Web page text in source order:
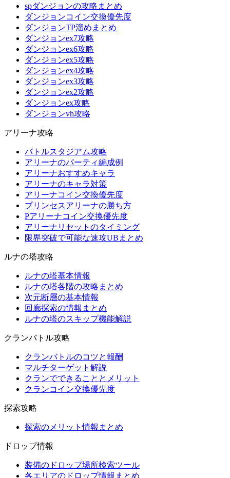
spダンジョンの攻略まとめ
ダンジョンコイン交換優先度
ダンジョンTP溜めまとめ
ダンジョンex7攻略
ダンジョンex6攻略
ダンジョンex5攻略
ダンジョンex4攻略
ダンジョンex3攻略
ダンジョンex2攻略
ダンジョンex攻略
ダンジョンvh攻略
アリーナ攻略
バトルスタジアム攻略
アリーナのパーティ編成例
アリーナおすすめキャラ
アリーナのキャラ対策
アリーナコイン交換優先度
プリンセスアリーナの勝ち方
Pアリーナコイン交換優先度
アリーナリセットのタイミング
限界突破で可能な速攻UBまとめ
ルナの塔攻略
ルナの塔基本情報
ルナの塔各階の攻略まとめ
次元断層の基本情報
回廊探索の情報まとめ
ルナの塔のスキップ機能解説
クランバトル攻略
クランバトルのコツと報酬
マルチターゲット解説
クランでできることとメリット
クランコイン交換優先度
探索攻略
探索のメリット情報まとめ
ドロップ情報
装備のドロップ場所検索ツール
各エリアのドロップ情報まとめ